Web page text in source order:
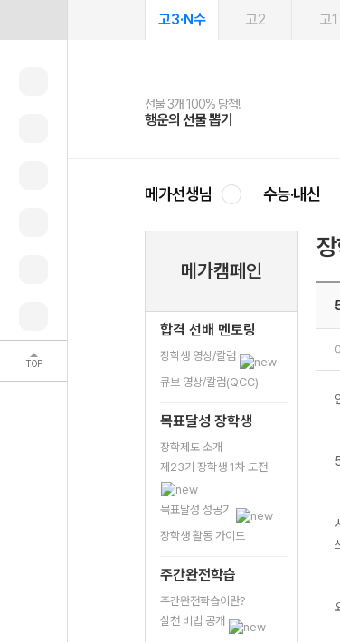
TOP
고3·N수 고2 고1
선물 3개 100% 당첨!
행운의 선물 뽑기
선물 100% 증정!
메가스터디 X 올리브
여름방학 스터디 캐시백
메가런 썸머스쿨
2027 러셀 단과
강사 공개선발
스마트러닝앱
설문 EVENT
메가패스
3일 무료 체험권
메가패스 수강생 무료혜택!
메가클럽 멤버십
사회공헌 캠페인
희망이룸 메가나눔
메가선생님 수능·내신
메가캠페인
합격 선배 멘토링
장학생 영상/칼럼
큐브 영상/칼럼(QCC)
목표달성 장학생
장학제도 소개
제23기 장학생 1차 도전
목표달성 성공기
장학생 활동 가이드
주간완전학습
주간완전학습이란?
실천 비법 공개